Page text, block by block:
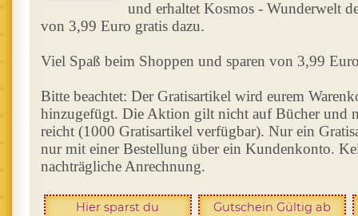
und erhaltet Kosmos - Wunderwelt
von 3,99 Euro gratis dazu.
Viel Spaß beim Shoppen und sparen von 3,99
Bitte beachtet: Der Gratisartikel wird eurem
hinzugefügt. Die Aktion gilt nicht auf Bücher und
reicht (1000 Gratisartikel verfügbar). Nur ein
nur mit einer Bestellung über ein Kundenkonto.
nachträgliche Anrechnung.
Hier sparst du Gutschein Gültig ab